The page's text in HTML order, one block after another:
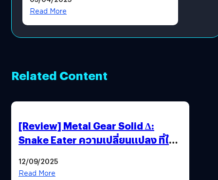
Read More
Related Content
[Review] Metal Gear Solid Δ:
Snake Eater ความเปลี่ยนแปลง ที่ไม่
12/09/2025
Read More